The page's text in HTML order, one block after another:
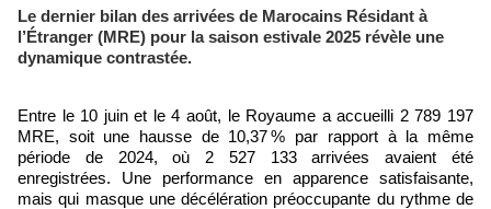
Le dernier bilan des arrivées de Marocains Résidant à
l’Étranger (MRE) pour la saison estivale 2025 révèle une
dynamique contrastée.
Entre le 10 juin et le 4 août, le Royaume a accueilli 2 789 197
MRE, soit une hausse de 10,37 % par rapport à la même
période de 2024, où 2 527 133 arrivées avaient été
enregistrées. Une performance en apparence satisfaisante,
mais qui masque une décélération préoccupante du rythme de